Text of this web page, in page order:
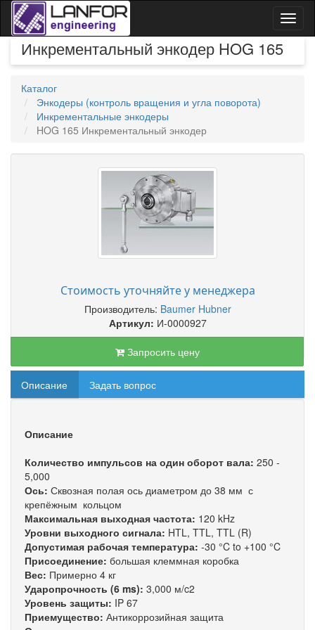
Инкрементальный энкодер HOG 165
Каталог
Энкодеры (контроль вращения и угла поворота)
Инкрементальные энкодеры
HOG 165 Инкрементальный энкодер
Стоимость уточняйте у менеджера
Производитель: Baumer Hubner
Артикул: И-0000927
Запросить цену
Описание Задать вопрос
Описание
Количество импульсов на один оборот вала: 250 -
5,000
Ось: Сквозная полая ось диаметром до 38 мм с
крепёжным кольцом
Максимальная выходная частота: 120 kHz
Уровни выходного сигнала: HTL, TTL, TTL (R)
Допустимая рабочая температура: -30 °C to +100 °C
Присоединение: большая клеммная коробка
Вес: Примерно 4 кг
Ударопрочность (6 ms): 3,000 м/c2
Уровень защиты: IP 67
Приемущество: Антикоррозийная защита